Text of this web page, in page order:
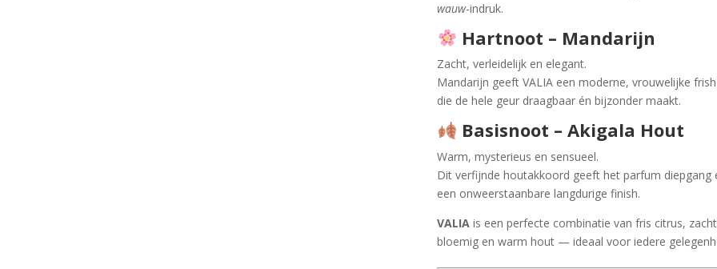
wauw-indruk.
Hartnoot – Mandarijn
Zacht, verleidelijk en elegant.
Mandarijn geeft VALIA een moderne, vrouwelijke
die de hele geur draagbaar én bijzonder maakt.
Basisnoot – Akigala Hout
Warm, mysterieus en sensueel.
Dit verfijnde houtakkoord geeft het parfum diepgang
een onweerstaanbare langdurige finish.
VALIA is een perfecte combinatie van fris citrus, zacht
bloemig en warm hout — ideaal voor iedere